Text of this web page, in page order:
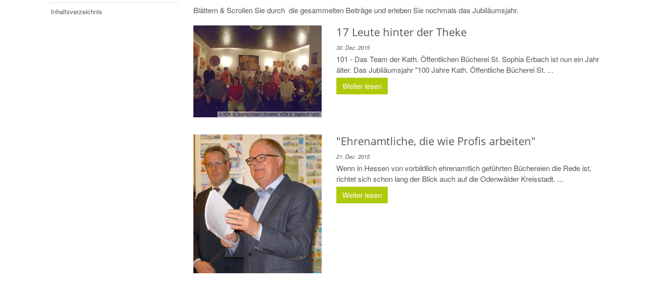
Blättern & Scrollen Sie durch die gesammelten Beiträge und erleben Sie nochmals das Jubiläumsjahr.
© KÖB St. Sophia Erbach (Ersteller: KÖB St. Sophia Erbach)
17 Leute hinter der Theke
30. Dez. 2015
101 - Das Team der Kath. Öffentlichen Bücherei St. Sophia Erbach ist nun ein Jahr
älter. Das Jubliäumsjahr "100 Jahre Kath. Öffentliche Bücherei St. ...
Weiter lesen
"Ehrenamtliche, die wie Profis arbeiten"
21. Dez. 2015
Wenn in Hessen von vorbildlich ehrenamtlich geführten Büchereien die Rede ist,
richtet sich schon lang der Blick auch auf die Odenwälder Kreisstadt. ...
Weiter lesen
Inhaltsverzeichnis